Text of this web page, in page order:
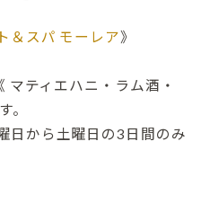
＆スパ モーレア》
ティエハニ・ラム酒・
。
日から土曜日の3日間のみ